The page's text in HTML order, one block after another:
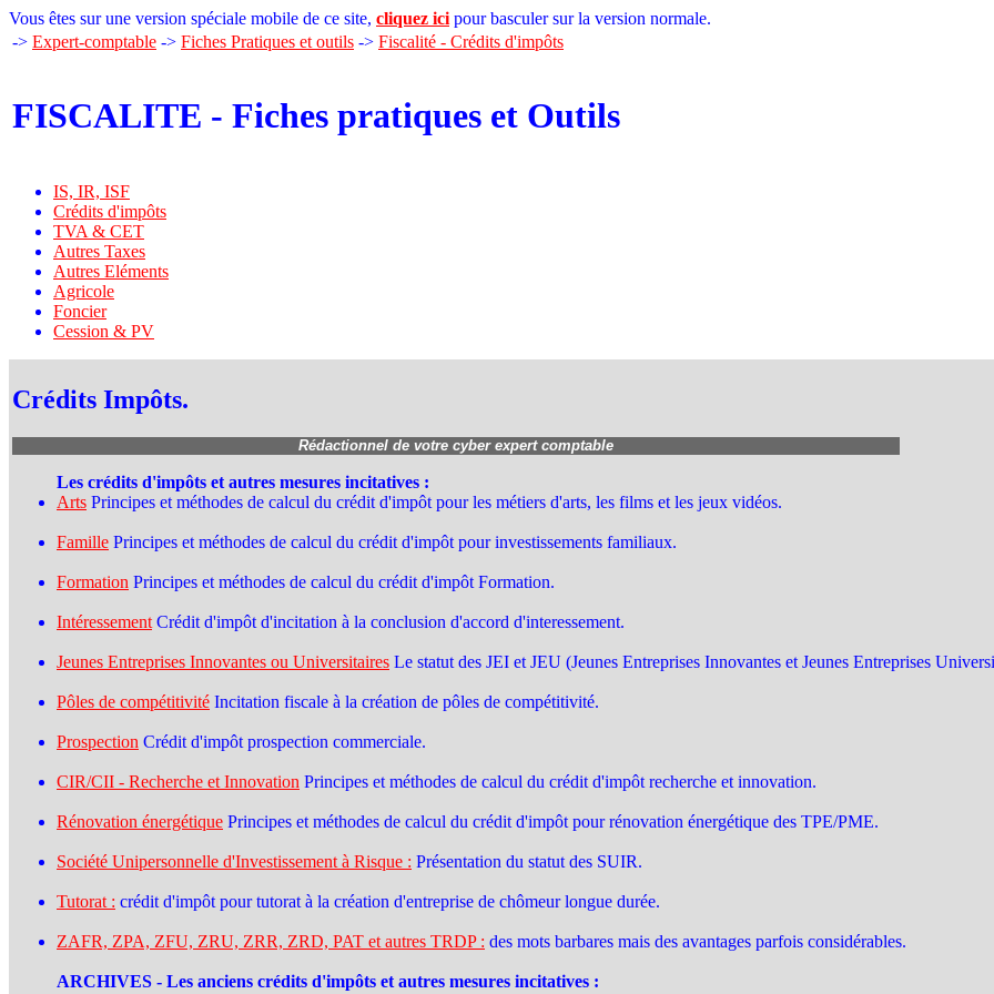
Vous êtes sur une version spéciale mobile de ce site, cliquez ici pour basculer sur la version normale.
-> Expert-comptable -> Fiches Pratiques et outils -> Fiscalité - Crédits d'impôts
FISCALITE - Fiches pratiques et Outils
IS, IR, ISF
Crédits d'impôts
TVA & CET
Autres Taxes
Autres Eléments
Agricole
Foncier
Cession & PV
Crédits Impôts.
Rédactionnel de votre cyber expert comptable
Les crédits d'impôts et autres mesures incitatives :
Arts Principes et méthodes de calcul du crédit d'impôt pour les métiers d'arts, les films et les jeux vidéos.
Famille Principes et méthodes de calcul du crédit d'impôt pour investissements familiaux.
Formation Principes et méthodes de calcul du crédit d'impôt Formation.
Intéressement Crédit d'impôt d'incitation à la conclusion d'accord d'interessement.
Jeunes Entreprises Innovantes ou Universitaires Le statut des JEI et JEU (Jeunes Entreprises Innovantes et Jeunes Entreprises
Pôles de compétitivité Incitation fiscale à la création de pôles de compétitivité.
Prospection Crédit d'impôt prospection commerciale.
CIR/CII - Recherche et Innovation Principes et méthodes de calcul du crédit d'impôt recherche et innovation.
Rénovation énergétique Principes et méthodes de calcul du crédit d'impôt pour rénovation énergétique des TPE/PME.
Société Unipersonnelle d'Investissement à Risque : Présentation du statut des SUIR.
Tutorat : crédit d'impôt pour tutorat à la création d'entreprise de chômeur longue durée.
ZAFR, ZPA, ZFU, ZRU, ZRR, ZRD, PAT et autres TRDP : des mots barbares mais des avantages parfois considérables.
ARCHIVES - Les anciens crédits d'impôts et autres mesures incitatives :